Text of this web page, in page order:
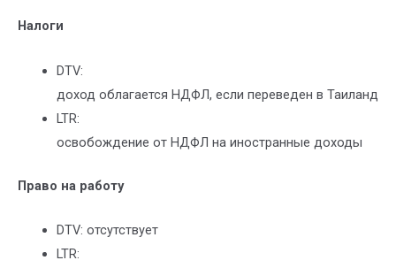
Налоги
DTV:
доход облагается НДФЛ, если переведен в Таиланд
LTR:
освобождение от НДФЛ на иностранные доходы
Право на работу
DTV: отсутствует
LTR: